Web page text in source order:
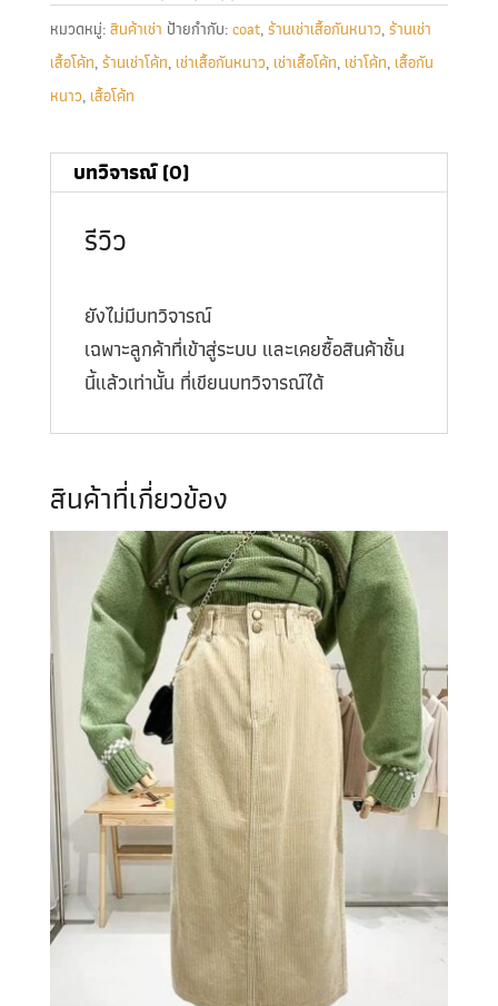
หมวดหมู่:สินค้าเช่า ป้ายกำกับ:coat,ร้านเช่าเสื้อกันหนาว,ร้านเช่า
เสื้อโค้ท,ร้านเช่าโค้ท, เช่าเสื้อกันหนาว, เช่าเสื้อโค้ท, เช่าโค้ท, เสื้อกัน
หนาว, เสื้อโค้ท
บทวิจารณ์ (0)
รีวิว
ยังไม่มีบทวิจารณ์
เฉพาะลูกค้าที่เข้าสู่ระบบ และเคยซื้อสินค้าชิ้น
นี้แล้วเท่านั้น ที่เขียนบทวิจารณ์ได้
สินค้าที่เกี่ยวข้อง